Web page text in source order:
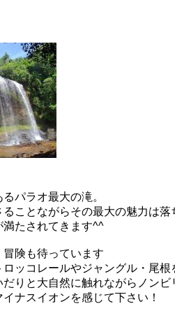
パラオ最大の滝。
ことながらその最大の魅力は落
満たされてきます^^
険も待っています
ッコレールやジャングル・尾根
だりと大自然に触れながらノンビ
ナスイオンを感じて下さい！